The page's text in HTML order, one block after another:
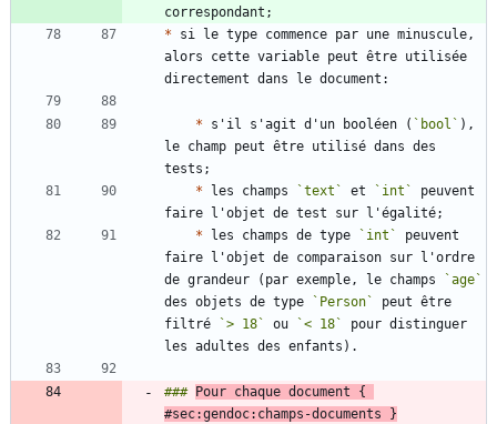
* si le type commence par une minuscule,
alors cette variable peut être utilisée
* s'il s'agit d'un booléen ( `bool` ),
le champ peut être utilisé dans des
* les champs `text` et `int`
peuvent
* les champs de type `int`
peuvent
faire l'objet de comparaison sur l'ordre
de grandeur (par exemple, le champs
`age`
des objets de type
`Person`
peut être
filtré
`> 18` ou `< 18`
pour distinguer
### Pour chaque document {
#sec:gendoc:champs-documents }